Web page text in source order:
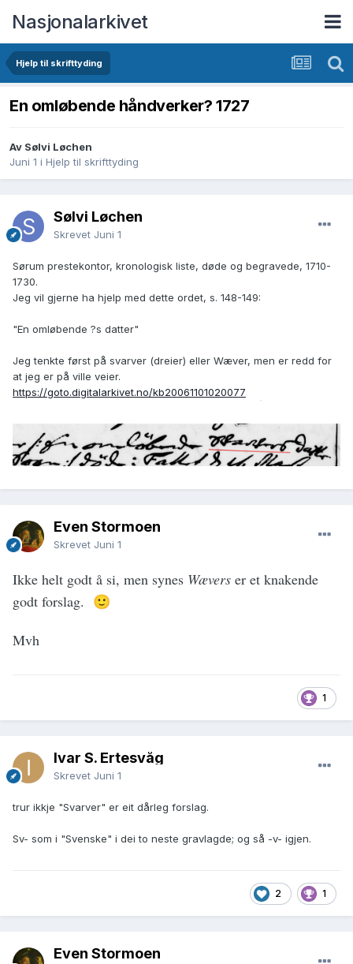
Nasjonalarkivet
Hjelp til skrifttyding
En omløbende håndverker? 1727
Av Sølvi Løchen
Juni 1 i Hjelp til skrifttyding
Sølvi Løchen
Skrevet Juni 1
Sørum prestekontor, kronologisk liste, døde og begravede, 1710-
1730.
Jeg vil gjerne ha hjelp med dette ordet, s. 148-149:
"En omløbende ?s datter"
Jeg tenkte først på svarver (dreier) eller Wæver, men er redd for
at jeg er på ville veier.
https://goto.digitalarkivet.no/kb20061101020077
Even Stormoen
Skrevet Juni 1
Ikke helt godt å si, men synes Wævers er et knakende
godt forslag.
🙂
Mvh
1
Ivar S. Ertesvåg
Skrevet Juni 1
trur ikkje "Svarver" er eit dårleg forslag.
Sv- som i "Svenske" i dei to neste gravlagde; og så -v- igjen.
2 1
Even Stormoen